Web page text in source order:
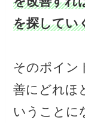
を探してい
そのポイン
善にどれほ
いうことに